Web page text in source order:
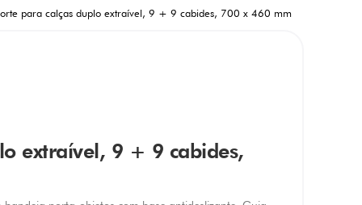
para calças duplo extraível, 9 + 9 cabides, 700 x 460 mm
extraível, 9 + 9 cabides,